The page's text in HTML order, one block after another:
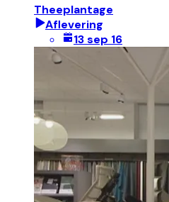
Theeplantage
Aflevering
13 sep 16